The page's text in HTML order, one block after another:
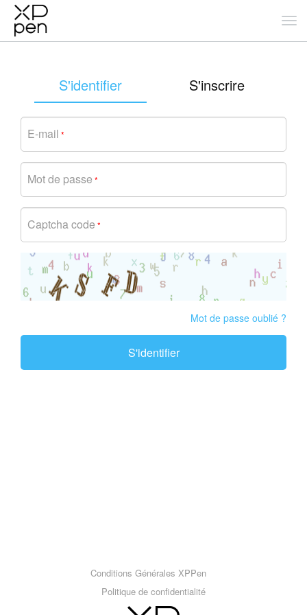
S'identifier S'inscrire
E-mail *
Mot de passe *
Captcha code *
Mot de passe oublié ?
S'identifier
Conditions Générales XPPen
Politique de confidentialité